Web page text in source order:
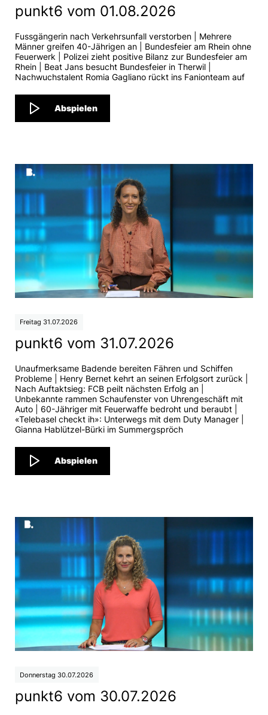
punkt6 vom 01.08.2026
Fussgängerin nach Verkehrsunfall verstorben | Mehrere
Männer greifen 40-Jährigen an | Bundesfeier am Rhein ohne
Feuerwerk | Polizei zieht positive Bilanz zur Bundesfeier am
Rhein | Beat Jans besucht Bundesfeier in Therwil |
Nachwuchstalent Romia Gagliano rückt ins Fanionteam auf
Abspielen
Freitag 31.07.2026
punkt6 vom 31.07.2026
Unaufmerksame Badende bereiten Fähren und Schiffen
Probleme | Henry Bernet kehrt an seinen Erfolgsort zurück |
Nach Auftaktsieg: FCB peilt nächsten Erfolg an |
Unbekannte rammen Schaufenster von Uhrengeschäft mit
Auto | 60-Jähriger mit Feuerwaffe bedroht und beraubt |
«Telebasel checkt ih»: Unterwegs mit dem Duty Manager |
Gianna Hablützel-Bürki im Summergspröch
Abspielen
Donnerstag 30.07.2026
punkt6 vom 30.07.2026